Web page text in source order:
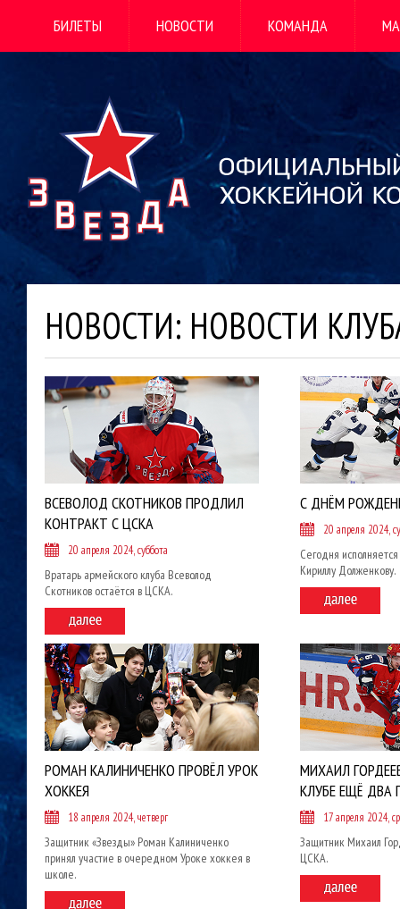
БИЛЕТЫ НОВОСТИ КОМАНДА
НОВОСТИ: НОВОСТИ
ВСЕВОЛОД СКОТНИКОВ ПРОДЛИЛ
КОНТРАКТ С ЦСКА
20 апреля 2024, суббота
Вратарь армейского клуба Всеволод
Скотников остаётся в ЦСКА.
С ДНЁМ
20 апреля 2024,
Сегодня
Кириллу Долженкову.
РОМАН КАЛИНИЧЕНКО ПРОВЁЛ УРОК
ХОККЕЯ
18 апреля 2024, четверг
Защитник «Звезды» Роман Калиниченко
принял участие в очередном Уроке хоккея в
школе.
МИХАИЛ
КЛУБЕ ЕЩЁ ДВА
17 апреля 2024,
Защитник Михаил
ЦСКА.